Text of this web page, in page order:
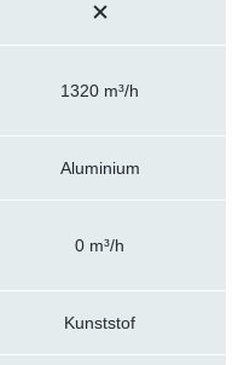
1320 m³/h
Aluminium
0 m³/h
Kunststof